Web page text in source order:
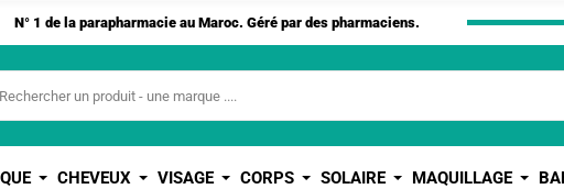
N° 1 de la parapharmacie au Maroc. Géré par des pharmaciens.
CHEVEUX VISAGE CORPS SOLAIRE MAQUILLAGE